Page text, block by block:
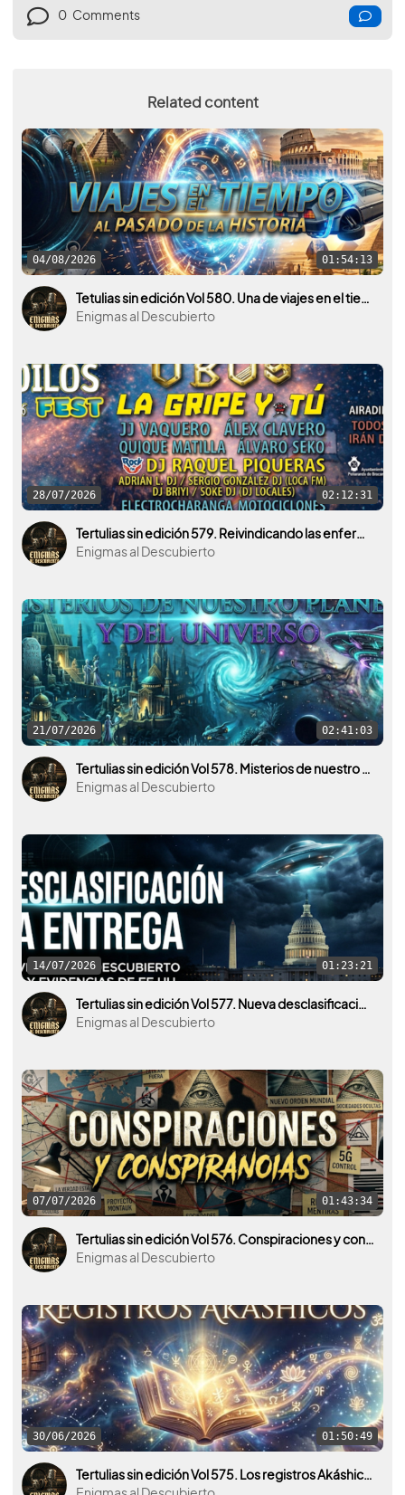
0 Comments
Related content
04/08/2026 01:54:13
Tetulias sin edición Vol 580. Una de viajes en el tiempo, al pasado de la historia.
Enigmas al Descubierto
28/07/2026 02:12:31
Tertulias sin edición 579. Reivindicando las enfermedades raras. Con Miguel Ángel Sánchez y el Airadilos Fest.
Enigmas al Descubierto
21/07/2026 02:41:03
Tertulias sin edición Vol 578. Misterios de nuestro planeta y del universo. La Atlántida por medio.
Enigmas al Descubierto
14/07/2026 01:23:21
Tertulias sin edición Vol 577. Nueva desclasificación OVNI por parte de U.S.A. y otros países.
Enigmas al Descubierto
07/07/2026 01:43:34
Tertulias sin edición Vol 576. Conspiraciones y conspiranoias ¿Realidad o ficción?
Enigmas al Descubierto
30/06/2026 01:50:49
Tertulias sin edición Vol 575. Los registros Akáshicos y la mente humana.